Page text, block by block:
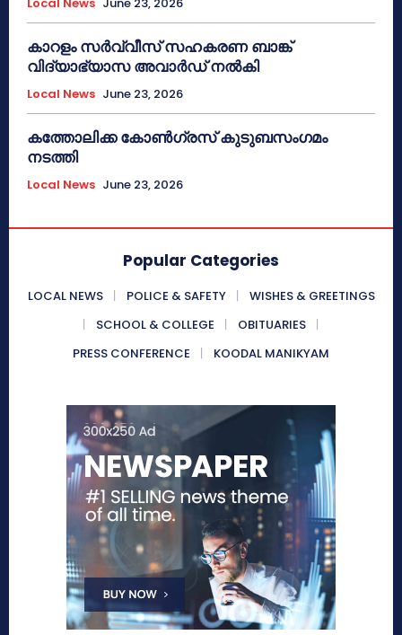
കാറളം സർവ്വീസ് സഹകരണ ബാങ്ക്
വിദ്യാഭ്യാസ അവാർഡ് നൽകി
Local News June 23, 2026
കത്തോലിക്ക കോൺഗ്രസ് കുടുബസംഗമം
നടത്തി
Local News June 23, 2026
Popular Categories
LOCAL NEWS POLICE & SAFETY
WISHES & GREETINGS
SCHOOL & COLLEGE
OBITUARIES
PRESS CONFERENCE
KOODAL MANIKYAM